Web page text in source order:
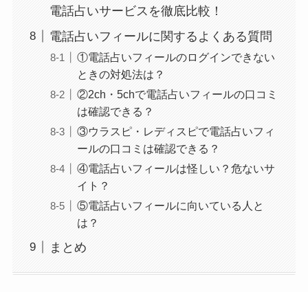
電話占いサービスを徹底比較！
電話占いフィールに関するよくある質問
①電話占いフィールのログインできない
ときの対処法は？
②2ch・5chで電話占いフィールの口コミ
は確認できる？
③ウラスピ・レディスピで電話占いフィ
ールの口コミは確認できる？
④電話占いフィールは怪しい？危ないサ
イト？
⑤電話占いフィールに向いている人と
は？
まとめ